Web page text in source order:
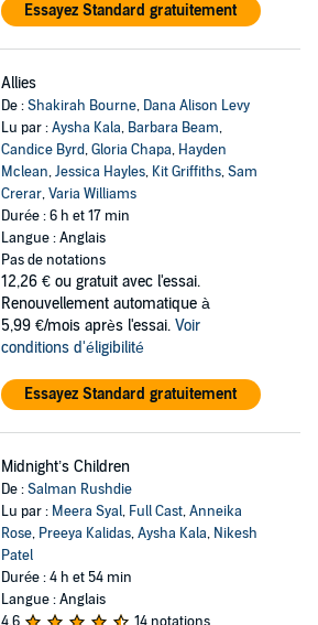
Essayez Standard gratuitement
Allies
De :Shakirah Bourne, Dana Alison Levy
Lu par :Aysha Kala, Barbara Beam,
Candice Byrd,Gloria Chapa, Hayden
Mclean,Jessica Hayles, Kit Griffiths,Sam
Crerar,Varia Williams
Durée : 6 h et 17 min
Langue : Anglais
Pas de notations
12,26 € ou gratuit avec l'essai.
Renouvellement automatique à
5,99 €/mois après l'essai. Voir
conditions d'éligibilité
Essayez Standard gratuitement
Midnight’s Children
De :Salman Rushdie
Lu par : Meera Syal, Full Cast,Anneika
Rose, Preeya Kalidas,Aysha Kala, Nikesh
Patel
Durée : 4 h et 54 min
Langue : Anglais